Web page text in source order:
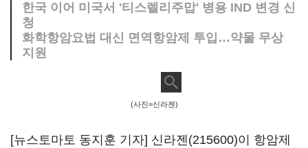
한국 이어 미국서 '티스렐리주맙' 병용 IND 변경 신
청
화학항암요법 대신 면역항암제 투입…약물 무상
지원
(사진=신라젠)
[뉴스토마토 동지훈 기자] 신라젠(215600)이 항암제